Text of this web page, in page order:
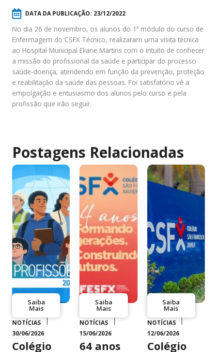
DATA DA PUBLICAÇÃO: 23/12/2022
No dia 26 de novembro, os alunos do 1º módulo do curso de
Enfermagem do CSFX Técnico, realizaram uma visita técnica
ao Hospital Municipal Eliane Martins com o intuito de conhecer
a missão do profissional da saúde e participar do processo
saúde-doença, atendendo em função da prevenção, proteção
e reabilitação da saúde das pessoas. Foi satisfatório vê a
empolgação e entusiasmo dos alunos pelo curso e pela
profissão que irão seguir.
Postagens Relacionadas
Saiba
Mais
NOTÍCIAS
30/06/2026
Colégio
Saiba
Mais
NOTÍCIAS
15/06/2026
64 anos
Saiba
Mais
NOTÍCIAS
12/06/2026
Colégio